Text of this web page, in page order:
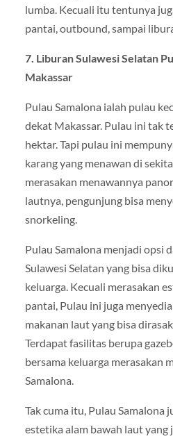
lumba. Kecuali itu tentunya
pantai, outbound, sampai
7. Liburan Sulawesi Selatan
Makassar
Pulau Samalona ialah pulau
dekat Makassar. Pulau ini tak
hektar. Tapi pulau ini
karang yang menawan di
merasakan menawannya
lautnya, pengunjung bisa
snorkeling.
Pulau Samalona menjadi opsi
Sulawesi Selatan yang bisa
keluarga. Kecuali merasakan
pantai, Pulau ini juga
makanan laut yang bisa
Terdapat fasilitas berupa
bersama keluarga merasakan
Samalona.
Tak cuma itu, Pulau Samalona
estetika alam bawah laut yang